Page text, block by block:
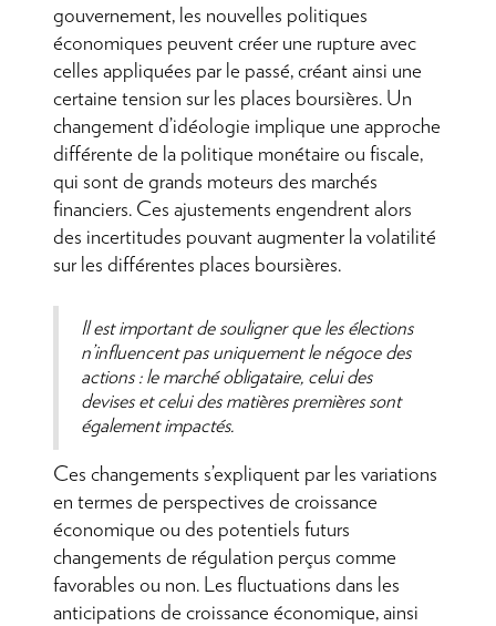
gouvernement, les nouvelles politiques
économiques peuvent créer une rupture avec
celles appliquées par le passé, créant ainsi une
certaine tension sur les places boursières. Un
changement d’idéologie implique une approche
différente de la politique monétaire ou fiscale,
qui sont de grands moteurs des marchés
financiers. Ces ajustements engendrent alors
des incertitudes pouvant augmenter la volatilité
sur les différentes places boursières.
Il est important de souligner que les élections
n’influencent pas uniquement le négoce des
actions : le marché obligataire, celui des
devises et celui des matières premières sont
également impactés.
Ces changements s’expliquent par les variations
en termes de perspectives de croissance
économique ou des potentiels futurs
changements de régulation perçus comme
favorables ou non. Les fluctuations dans les
anticipations de croissance économique, ainsi